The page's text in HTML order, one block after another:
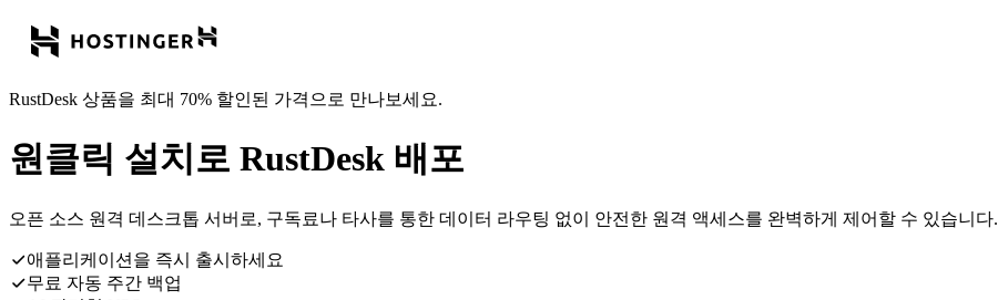
RustDesk 상품을 최대 70% 할인된 가격으로 만나보세요.
원클릭 설치로 RustDesk 배포
오픈 소스 원격 데스크톱 서버로, 구독료나 타사를 통한 데이터 라우팅 없이 안전한 원격 액세스를 완벽하게 제어할 수 있습니다.
애플리케이션을 즉시 출시하세요
무료 자동 주간 백업